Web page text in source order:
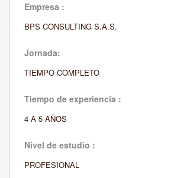
Empresa :
BPS CONSULTING S.A.S.
Jornada:
TIEMPO COMPLETO
Tiempo de experiencia :
4 A 5 AÑOS
Nivel de estudio :
PROFESIONAL